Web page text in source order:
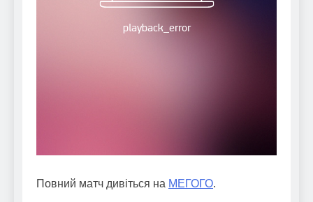
Повний матч дивіться на МЕГОГО.